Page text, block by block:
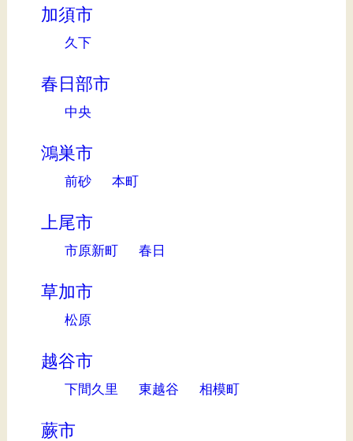
加須市
久下
春日部市
中央
鴻巣市
前砂 本町
上尾市
市原新町 春日
草加市
松原
越谷市
下間久里 東越谷 相模町
蕨市